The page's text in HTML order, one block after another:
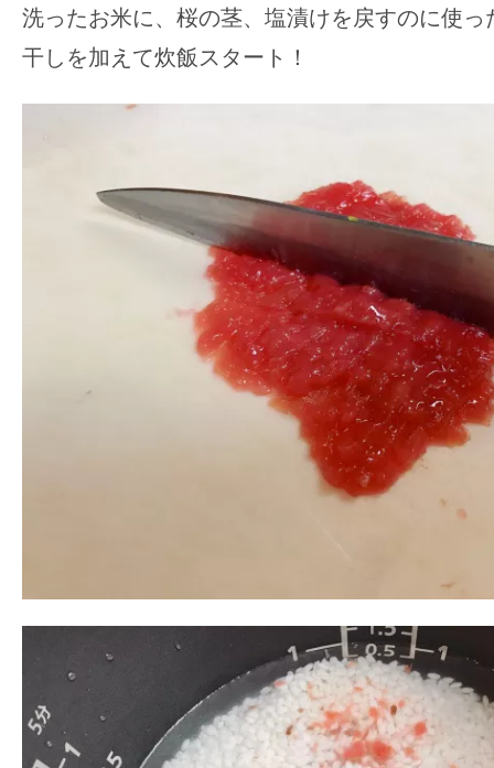
洗ったお米に、桜の茎、塩漬けを戻すのに使っ
干しを加えて炊飯スタート！